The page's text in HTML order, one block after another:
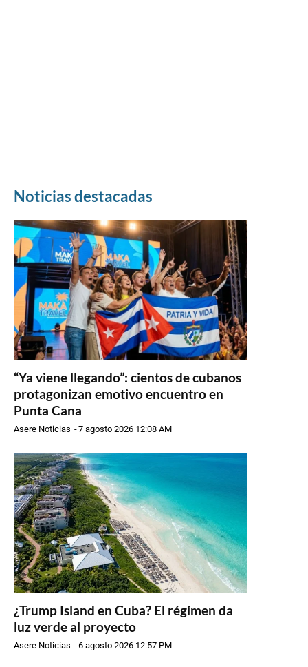
Noticias destacadas
“Ya viene llegando”: cientos de cubanos
protagonizan emotivo encuentro en
Punta Cana
Asere Noticias -7 agosto 2026 12:08 AM
¿Trump Island en Cuba? El régimen da
luz verde al proyecto
Asere Noticias -6 agosto 2026 12:57 PM